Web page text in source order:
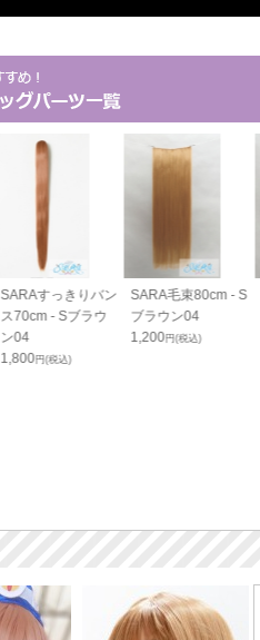
SARAすっきりバン
ス70cm - Sブラウ
ン04
1,800 円(税込)
SARA毛束80cm - S
ブラウン04
1,200 円(税込)